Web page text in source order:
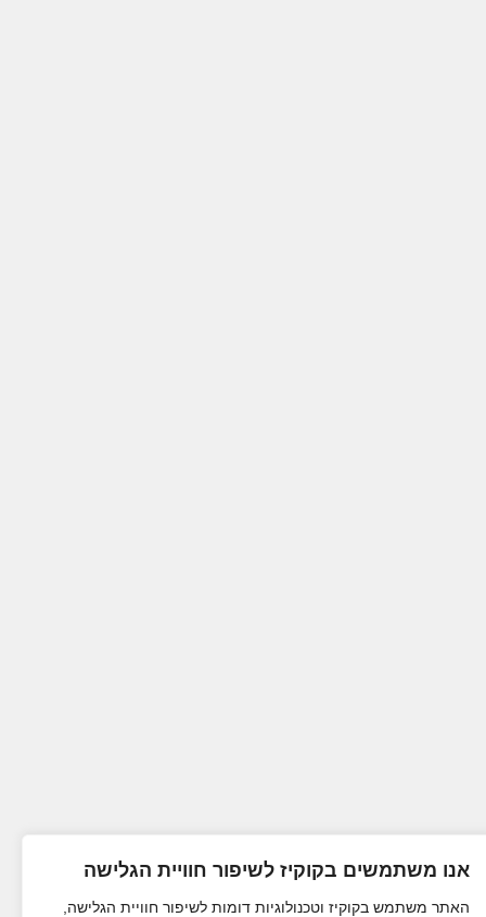
אנו משתמשים בקוקיז לשיפור חוויית הגלישה
האתר משתמש בקוקיז וטכנולוגיות דומות לשיפור חוויית הגלישה,